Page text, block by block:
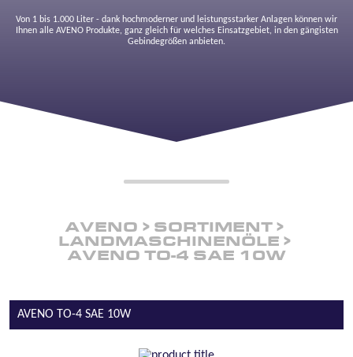
Von 1 bis 1.000 Liter - dank hochmoderner und leistungsstarker Anlagen können wir
Ihnen alle AVENO Produkte, ganz gleich für welches Einsatzgebiet, in den gängisten
Gebindegrößen anbieten.
AVENO
SORTIMENT
LANDMASCHINENÖLE
AVENO TO-4 SAE 10W
AVENO TO-4 SAE 10W